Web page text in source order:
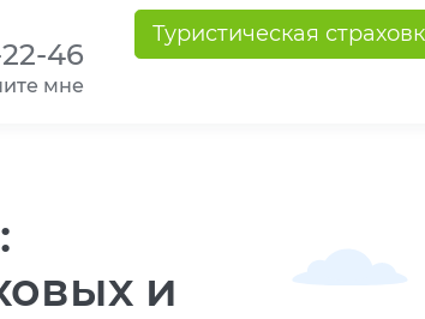
46
мне
Туристическая
и